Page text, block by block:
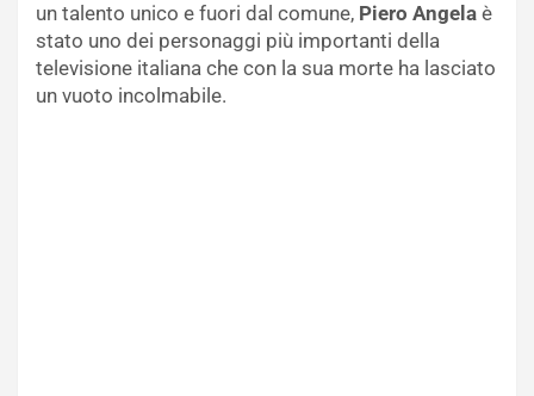
un talento unico e fuori dal comune, Piero Angela è
stato uno dei personaggi più importanti della
televisione italiana che con la sua morte ha lasciato
un vuoto incolmabile.